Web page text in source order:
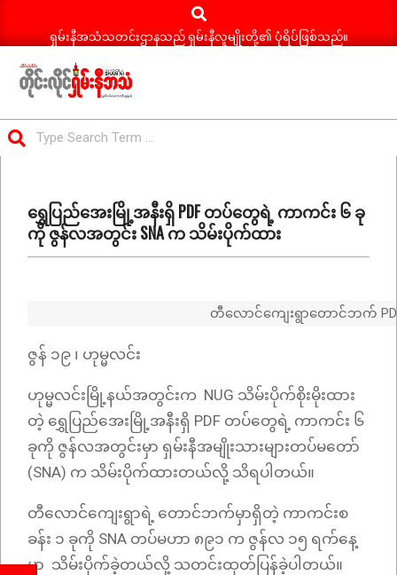
Search
ရှမ်းနီအသံသတင်းဌာနသည် ရှမ်းနီလူမျိုးတို့၏ ပုံရိပ်ဖြစ်သည်။
ရှမ်း
နီ
သတင်း
Menuရွှေပြည်အေးမြို့အနီးရှိ PDF တပ်တွေရဲ့ ကာကင်း ၆ ခု
ကို ဇွန်လအတွင်း SNA က သိမ်းပိုက်ထား
တီလောင်ကျေးရွာတောင်ဘက်
ဇွန် ၁၉ ၊ ဟုမ္မလင်း
ဟုမ္မလင်းမြို့နယ်အတွင်းက NUG သိမ်းပိုက်စိုးမိုးထား
တဲ့ ရွှေပြည်အေးမြို့အနီးရှိ PDF တပ်တွေရဲ့ ကာကင်း ၆
ခုကို ဇွန်လအတွင်းမှာ ရှမ်းနီအမျိုးသားများတပ်မတော်
(SNA) က သိမ်းပိုက်ထားတယ်လို့ သိရပါတယ်။
တီလောင်ကျေးရွာရဲ့ တောင်ဘက်မှာရှိတဲ့ ကာကင်းစ
ခန်း ၁ ခုကို SNA တပ်မဟာ ၈၉၁ က ဇွန်လ ၁၅ ရက်နေ့
မှာ သိမ်းပိုက်ခဲ့တယ်လို့ သတင်းထုတ်ပြန်ခဲ့ပါတယ်။